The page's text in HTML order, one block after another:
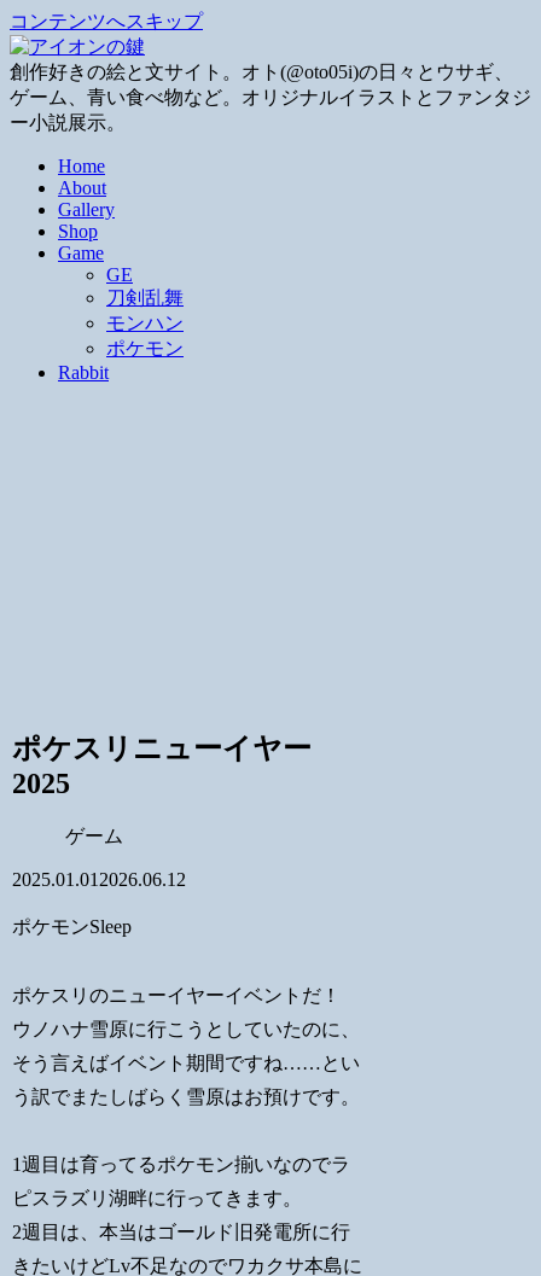
コンテンツへスキップ
創作好きの絵と文サイト。オト(@oto05i)の日々とウサギ、
ゲーム、青い食べ物など。オリジナルイラストとファンタジ
ー小説展示。
Home
About
Gallery
Shop
Game
GE
刀剣乱舞
モンハン
ポケモン
Rabbit
ポケスリニューイヤー
2025
ゲーム
2025.01.01 2026.06.12
ポケモンSleep
ポケスリのニューイヤーイベントだ！
ウノハナ雪原に行こうとしていたのに、
そう言えばイベント期間ですね……とい
う訳でまたしばらく雪原はお預けです。
1週目は育ってるポケモン揃いなのでラ
ピスラズリ湖畔に行ってきます。
2週目は、本当はゴールド旧発電所に行
きたいけどLv不足なのでワカクサ本島に